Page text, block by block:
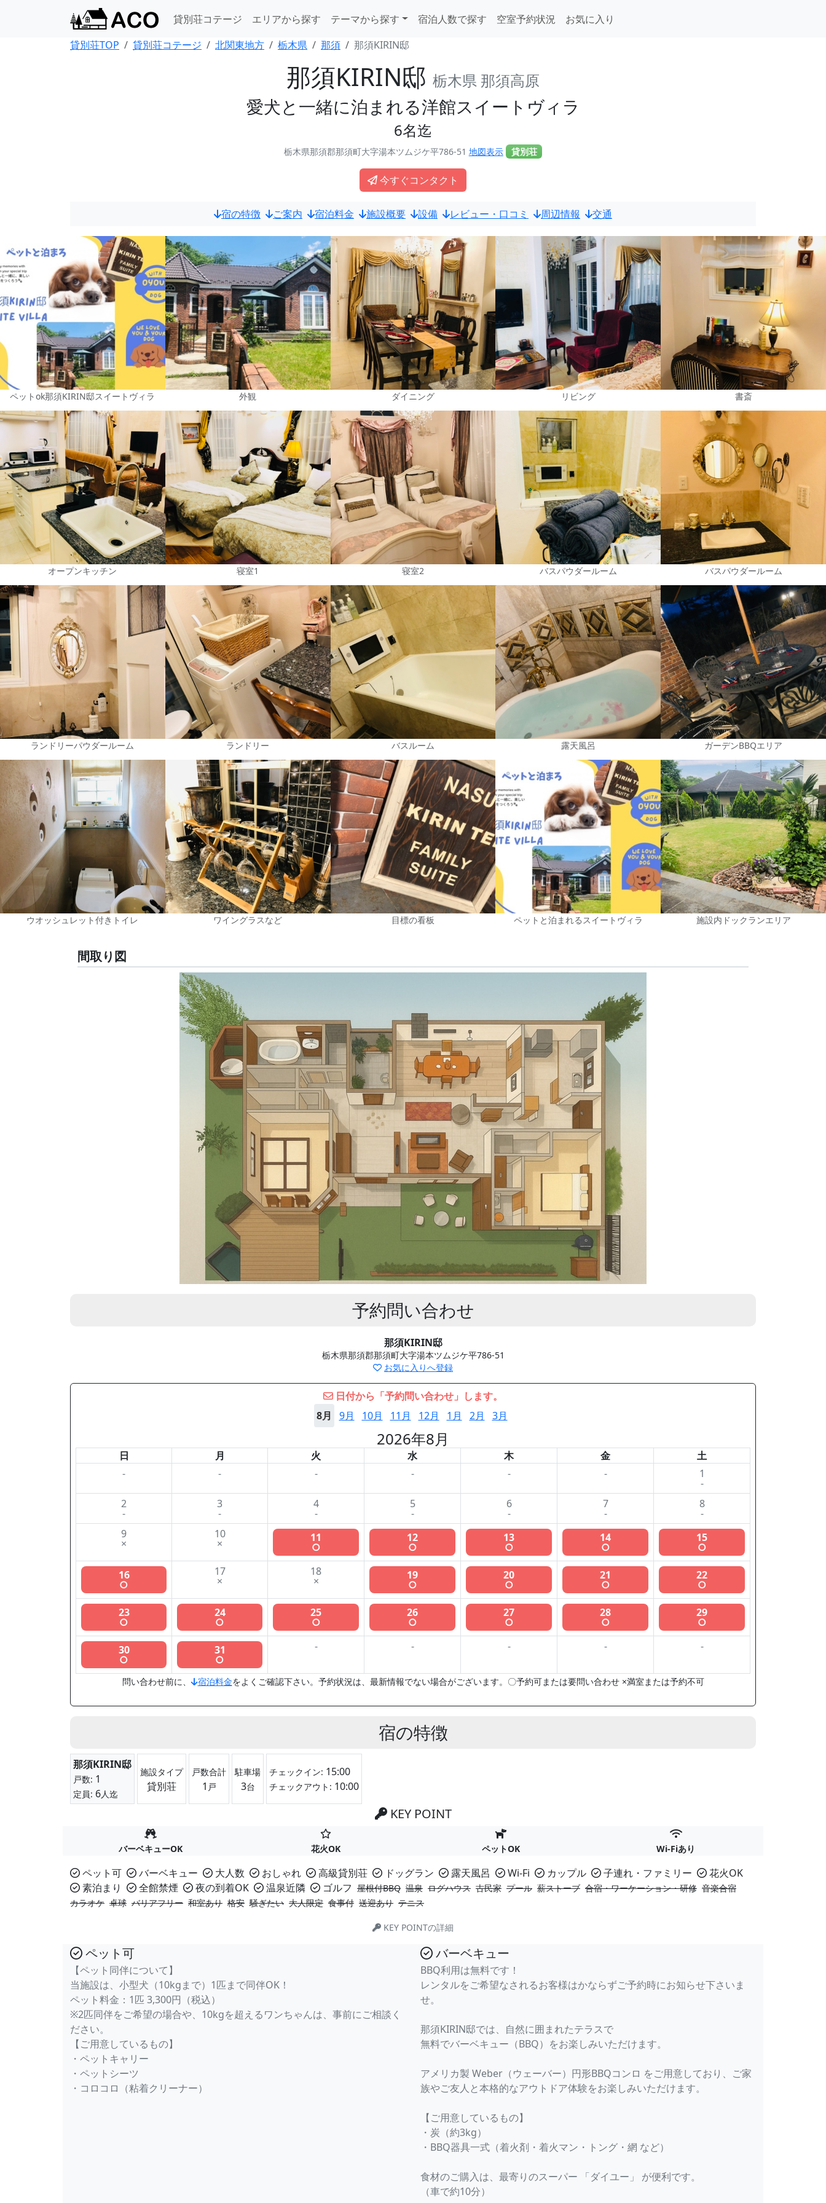
貸別荘コテージ エリアから探す テーマから探す 宿泊人数で探す 空室予約状況
お気に入り
貸別荘TOP
貸別荘コテージ 北関東地方 栃木県 那須 那須KIRIN邸
那須KIRIN邸 栃木県 那須高原
愛犬と一緒に泊まれる洋館スイートヴィラ
6名迄
栃木県那須郡那須町大字湯本ツムジケ平786-51 地図表示 貸別荘
今すぐコンタクト
宿の特徴 ご案内 宿泊料金 施設概要 設備 レビュー・口コミ 周辺情報 交通
ペットok那須KIRIN邸スイートヴィラ 外観 ダイニング リビング 書斎
オープンキッチン 寝室1 寝室2 バスパウダールーム バスパウダールーム
ランドリーパウダールーム ランドリー バスルーム 露天風呂 ガーデンBBQエリア
ウオッシュレット付きトイレ ワイングラスなど 目標の看板 ペットと泊まれるスイートヴィラ 施設内ドックランエリア
間取り図
予約問い合わせ
那須KIRIN邸
栃木県那須郡那須町大字湯本ツムジケ平786-51
お気に入りへ登録
日付から「予約問い合わせ」します。
8月
9月 10月 11月 12月 1月 2月 3月
2026年8月
日 月 火 水 木 金
土
-
- - - - - 1
-
2
-
3
-
4
-
5
-
6
-
7
-
8
-
9
×
10
× 11
○
12
○
13
○
14
○
15
○
16
○
17
×
18
× 19
○
20
○
21
○
22
○
23
○
24
○
25
○
26
○
27
○
28
○
29
○
30
○
31
○
- - - - -
問い合わせ前に、 宿泊料金をよくご確認下さい。予約状況は、最新情報でない場合がございます。〇予約可または要問い合わせ ×満室または予約不可
宿の特徴
那須KIRIN邸
戸数: 1
定員: 6人迄
施設タイプ
貸別荘
戸数合計
1 戸
駐車場
3台
チェックイン: 15:00
チェックアウト: 10:00
KEY POINT
バーベキューOK 花火OK ペットOK Wi-Fiあり
ペット可 バーベキュー 大人数 おしゃれ 高級貸別荘 ドッグラン 露天風呂 Wi-Fi カップル 子連れ・ファミリー
花火OK
素泊まり
全館禁煙 夜の到着OK 温泉近隣 ゴルフ 屋根付BBQ 温泉 ログハウス 古民家 プール 薪ストーブ 合宿・ワーケーション・研修 音楽合宿
カラオケ 卓球 バリアフリー 和室あり 格安 騒ぎたい 大人限定 食事付 送迎あり テニス
KEY POINTの詳細
ペット可
【ペット同伴について】
当施設は、小型犬（10kgまで）1匹まで同伴OK！
ペット料金：1匹 3,300円（税込）
※2匹同伴をご希望の場合や、10kgを超えるワンちゃんは、事前にご相談く
ださい。
【ご用意しているもの】
・ペットキャリー
・ペットシーツ
・コロコロ（粘着クリーナー）
バーベキュー
BBQ利用は無料です！
レンタルをご希望なされるお客様はかならずご予約時にお知らせ下さいま
せ。
那須KIRIN邸では、自然に囲まれたテラスで
無料でバーベキュー（BBQ）をお楽しみいただけます。
アメリカ製 Weber（ウェーバー）円形BBQコンロ をご用意しており、ご家
族やご友人と本格的なアウトドア体験をお楽しみいただけます。
【ご用意しているもの】
・炭（約3kg）
・BBQ器具一式（着火剤・着火マン・トング・網 など）
食材のご購入は、最寄りのスーパー 「ダイユー」 が便利です。
（車で約10分）